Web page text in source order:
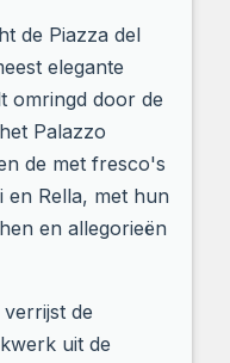
de Piazza del
elegante
omringd door de
Palazzo
de met fresco's
en Rella, met hun
en allegorieën
de
uit de